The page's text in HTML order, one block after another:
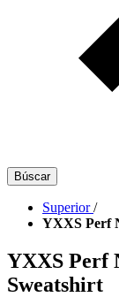
Búscar
Superior /
YXXS Perf
YXXS Perf
Sweatshirt